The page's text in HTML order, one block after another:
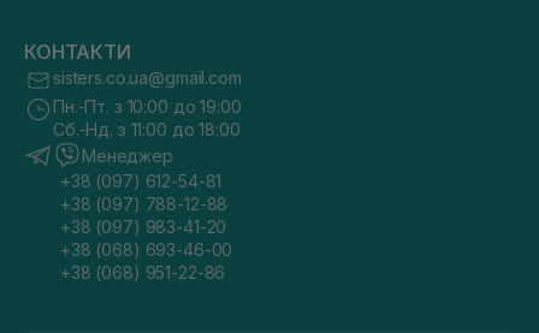
КОНТАКТИ
sisters.co.ua@gmail.com
Пн.-Пт. з 10:00 до 19:00
Сб.-Нд. з 11:00 до 18:00
Менеджер
+38 (097) 612-54-81
+38 (097) 788-12-88
+38 (097) 983-41-20
+38 (068) 693-46-00
+38 (068) 951-22-86